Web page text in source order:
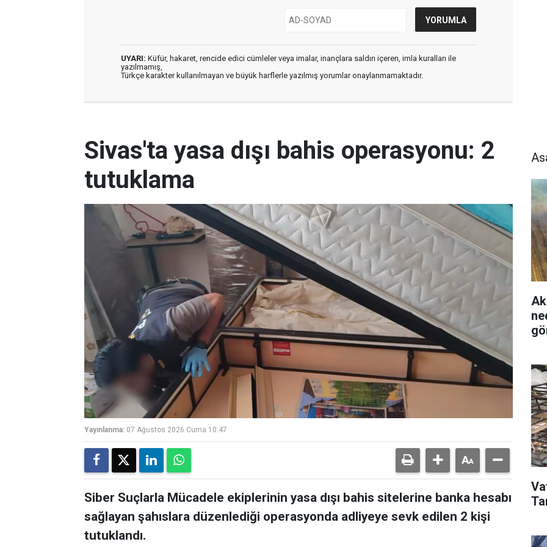
UYARI: Küfür, hakaret, rencide edici cümleler veya imalar, inançlara saldırı içeren, imla kuralları ile
yazılmamış,
Türkçe karakter kullanılmayan ve büyük harflerle yazılmış yorumlar onaylanmamaktadır.
Sivas'ta yasa dışı bahis operasyonu: 2
tutuklama
Yayınlanma: 07 Ağustos 2026 Cuma 10:47
Siber Suçlarla Mücadele ekiplerinin yasa dışı bahis sitelerine banka hesabı
sağlayan şahıslara düzenlediği operasyonda adliyeye sevk edilen 2 kişi
tutuklandı.